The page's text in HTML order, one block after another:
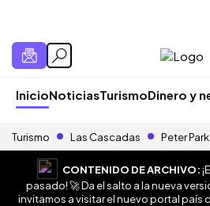
InicioNoticiasTurismoDinero y
Turismo Las Cascadas Peter
CONTENIDO DE ARCHIVO:
pasado! 🚀 Da el salto a la nueva
invitamos a visitar el nuevo portal